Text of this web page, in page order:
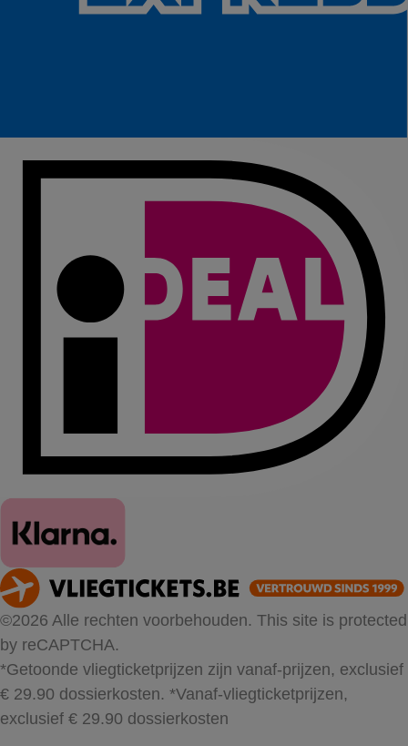
©2026 Alle rechten voorbehouden. This site is protected
by reCAPTCHA.
*Getoonde vliegticketprijzen zijn vanaf-prijzen, exclusief
€ 29.90 dossierkosten. *Vanaf-vliegticketprijzen,
exclusief € 29.90 dossierkosten